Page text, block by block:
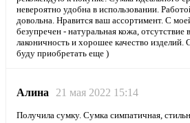
невероятно удобна в использовании.
довольна. Нравится ваш ассортимент. С
безупречен - натуральная кожа, отсутствие
лаконичность и хорошее качество изделий.
буду приобретать еще )
Алина 21 мая 2022 15:14
Получила сумку. Сумка симпатичная,